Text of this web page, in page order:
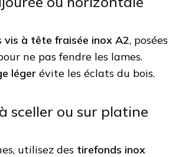
vis à tête fraisée inox A2, posées
ne pas fendre les lames.
léger évite les éclats du bois.
sceller ou sur platine
utilisez des tirefonds inox